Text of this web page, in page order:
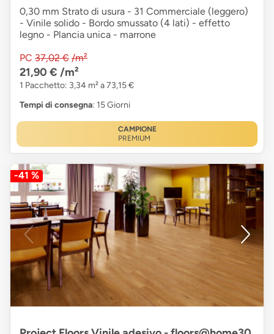
0,30 mm Strato di usura - 31 Commerciale (leggero)
- Vinile solido - Bordo smussato (4 lati) - effetto
legno - Plancia unica - marrone
PC 37,02 € /m²
21,90 € /m²
1 Pacchetto: 3,34 m² a 73,15 €
Tempi di consegna: 15 Giorni
CAMPIONE
PREMIUM
-41 %